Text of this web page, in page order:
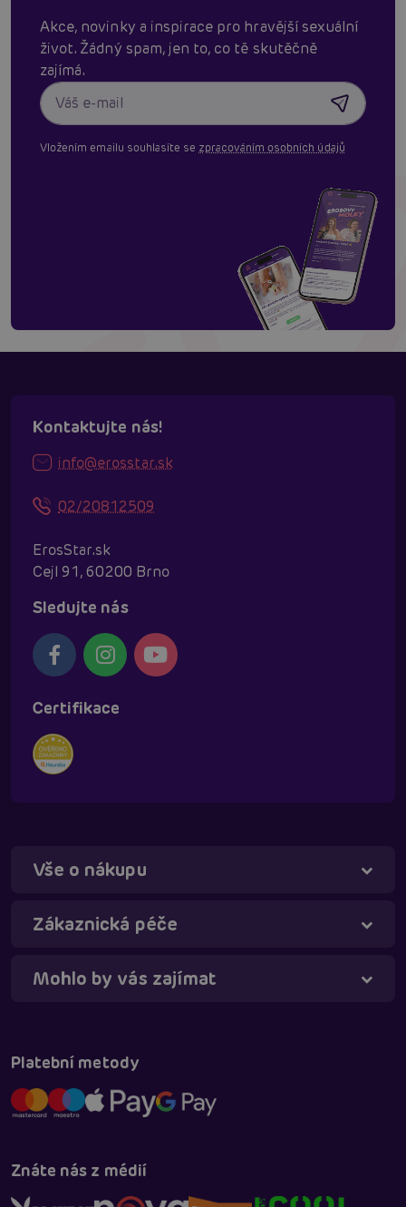
Akce, novinky a inspirace pro hravější sexuální
život. Žádný spam, jen to, co tě skutěčně
zajímá.
Vložením emailu souhlasíte se zpracováním osobních údajů
Kontaktujte nás!
info@erosstar.sk
02/20812509
ErosStar.sk
Cejl 91, 60200 Brno
Sledujte nás
Certifikace
Vše o nákupu
Zákaznická péče
Mohlo by vás zajímat
Platební metody
Znáte nás z médií
Táňa - virtuální asistentka